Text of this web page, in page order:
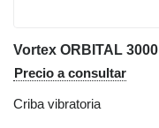
Vortex ORBITAL 3000
Precio a consultar
Criba vibratoria